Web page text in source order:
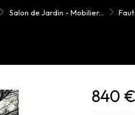
Salon de Jardin - Mobilier...
840